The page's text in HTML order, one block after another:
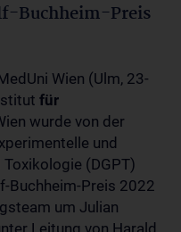
Buchheim-Preis
Wien (Ulm, 23-
für
wurde von der
und
Toxikologie (DGPT)
Buchheim-Preis 2022
um Julian
Leitung von Harald